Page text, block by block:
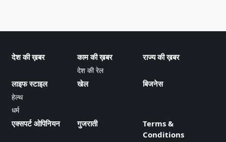
देश की ख़बर काम की ख़बर
देश की रेल
राज्य की ख़बर
लाइफ स्टाइल
हेल्थ
धर्म
खेल बिजनेस
एक्सपर्ट ओपिनियन गुजराती
Terms &
Conditions